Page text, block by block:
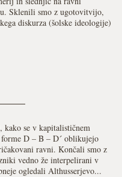
Sklenili smo z ugotovitvijo,
diskurza (šolske ideologije)
kako se v kapitalističnem
forme D – B – D´ oblikujejo
ravni. Končali smo z
vedno že interpelirani v
ogledali Althusserjevo...